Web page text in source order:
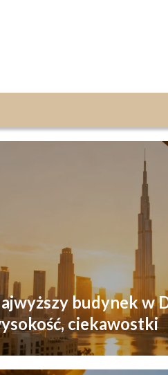
budynek w
ciekawostki